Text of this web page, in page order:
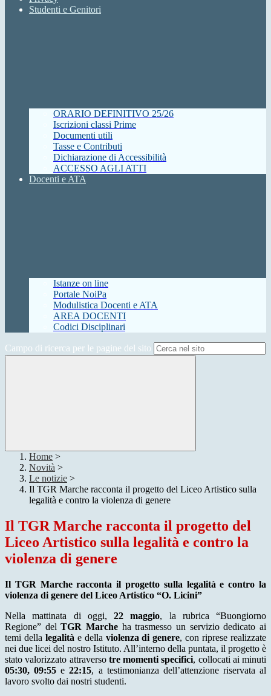
Studenti e Genitori
ORARIO DEFINITIVO 25/26
Iscrizioni classi Prime
Documenti utili
Tasse e Contributi
Dichiarazione di Accessibilità
ACCESSO AGLI ATTI
Docenti e ATA
Istanze on line
Portale NoiPa
Modulistica Docenti e ATA
AREA DOCENTI
Codici Disciplinari
Campo di ricerca per le pagine del sito
Home >
Novità >
Le notizie >
Il TGR Marche racconta il progetto del Liceo Artistico sulla
legalità e contro la violenza di genere
Il TGR Marche racconta il progetto del
Liceo Artistico sulla legalità e contro la
violenza di genere
Il TGR Marche racconta il progetto sulla legalità e contro la
violenza di genere del Liceo Artistico “O. Licini”
Nella mattinata di oggi, 22 maggio, la rubrica “Buongiorno
Regione” delTGR Marche ha trasmesso un servizio dedicato ai
temi della legalità e della violenza di genere, con riprese realizzate
nei due licei del nostro Istituto. All’interno della puntata, il progetto è
stato valorizzato attraverso tre momenti specifici, collocati ai minuti
05:30, 09:55 e22:15, a testimonianza dell’attenzione riservata al
lavoro svolto dai nostri studenti.